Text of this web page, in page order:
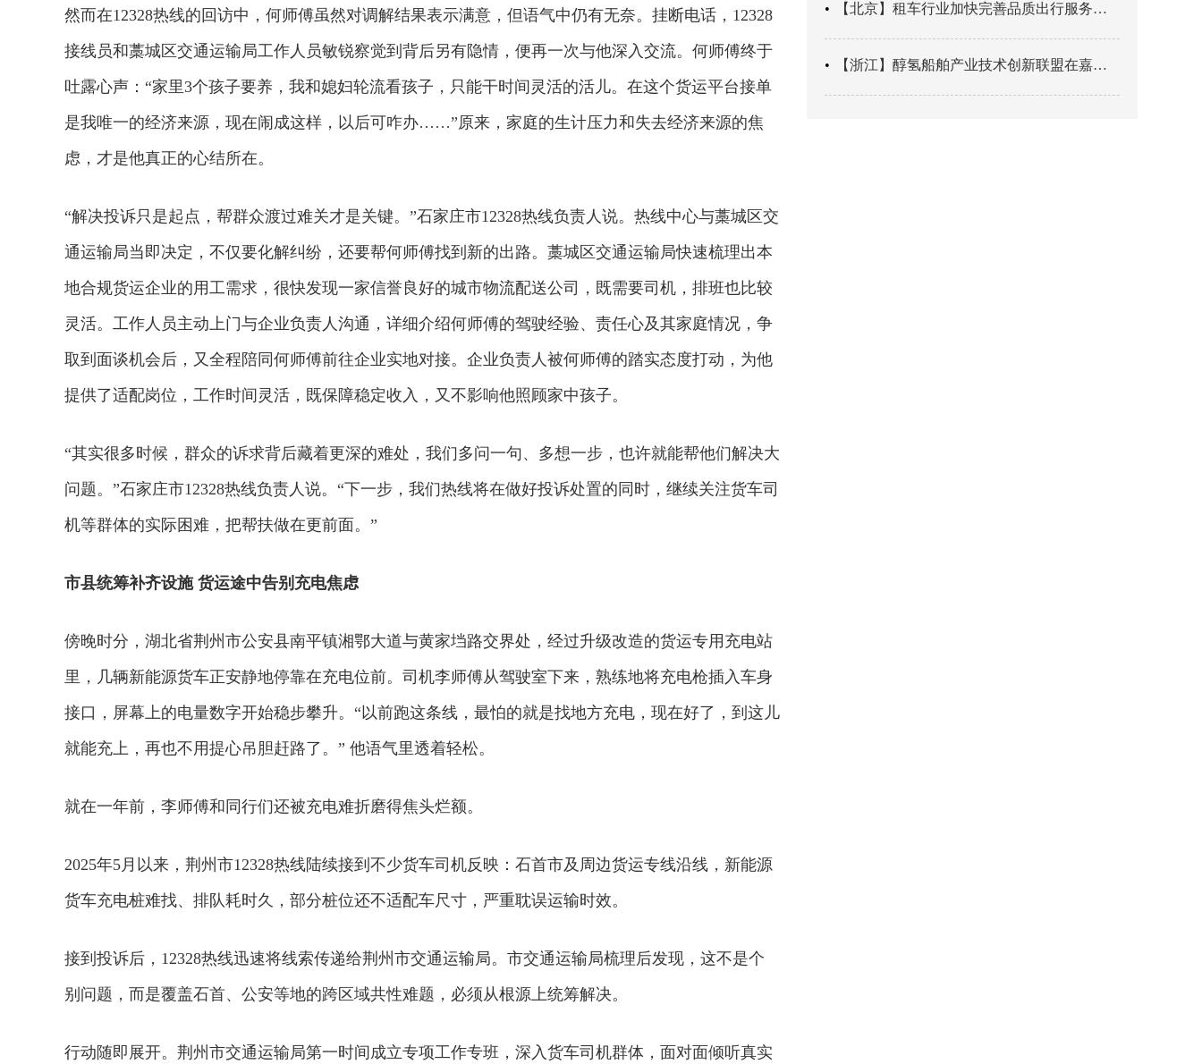
然而在12328热线的回访中，何师傅虽然对调解结果表示满意，但语气中仍有无奈。挂断电话，12328
接线员和藁城区交通运输局工作人员敏锐察觉到背后另有隐情，便再一次与他深入交流。何师傅终于
吐露心声：“家里3个孩子要养，我和媳妇轮流看孩子，只能干时间灵活的活儿。在这个货运平台接单
是我唯一的经济来源，现在闹成这样，以后可咋办……”原来，家庭的生计压力和失去经济来源的焦
虑，才是他真正的心结所在。
“解决投诉只是起点，帮群众渡过难关才是关键。”石家庄市12328热线负责人说。热线中心与藁城区交
通运输局当即决定，不仅要化解纠纷，还要帮何师傅找到新的出路。藁城区交通运输局快速梳理出本
地合规货运企业的用工需求，很快发现一家信誉良好的城市物流配送公司，既需要司机，排班也比较
灵活。工作人员主动上门与企业负责人沟通，详细介绍何师傅的驾驶经验、责任心及其家庭情况，争
取到面谈机会后，又全程陪同何师傅前往企业实地对接。企业负责人被何师傅的踏实态度打动，为他
提供了适配岗位，工作时间灵活，既保障稳定收入，又不影响他照顾家中孩子。
“其实很多时候，群众的诉求背后藏着更深的难处，我们多问一句、多想一步，也许就能帮他们解决大
问题。”石家庄市12328热线负责人说。“下一步，我们热线将在做好投诉处置的同时，继续关注货车司
机等群体的实际困难，把帮扶做在更前面。”
市县统筹补齐设施 货运途中告别充电焦虑
傍晚时分，湖北省荆州市公安县南平镇湘鄂大道与黄家垱路交界处，经过升级改造的货运专用充电站
里，几辆新能源货车正安静地停靠在充电位前。司机李师傅从驾驶室下来，熟练地将充电枪插入车身
接口，屏幕上的电量数字开始稳步攀升。“以前跑这条线，最怕的就是找地方充电，现在好了，到这儿
就能充上，再也不用提心吊胆赶路了。” 他语气里透着轻松。
就在一年前，李师傅和同行们还被充电难折磨得焦头烂额。
2025年5月以来，荆州市12328热线陆续接到不少货车司机反映：石首市及周边货运专线沿线，新能源
货车充电桩难找、排队耗时久，部分桩位还不适配车尺寸，严重耽误运输时效。
接到投诉后，12328热线迅速将线索传递给荆州市交通运输局。市交通运输局梳理后发现，这不是个
别问题，而是覆盖石首、公安等地的跨区域共性难题，必须从根源上统筹解决。
行动随即展开。荆州市交通运输局第一时间成立专项工作专班，深入货车司机群体，面对面倾听真实
【北京】租车行业加快完善品质出行服务网络
【浙江】醇氢船舶产业技术创新联盟在嘉兴成立